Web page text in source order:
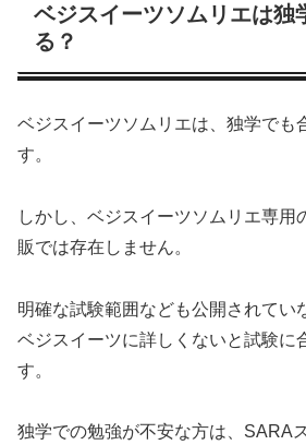
ベジスイーツソムリエは独
る？
ベジスイーツソムリエは、独学でも
す。
しかし、ベジスイーツソムリエ専用
販では存在しません。
明確な試験範囲なども公開されてい
ベジスイーツに詳しくないと試験に
す。
独学での勉強が不安な方は、SARA